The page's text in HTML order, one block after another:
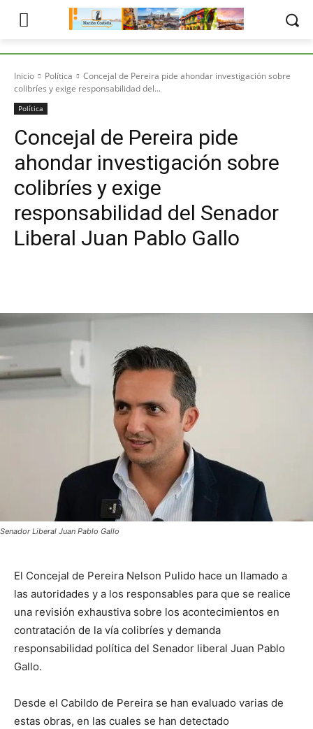
Inicio Política
Concejal de Pereira pide ahondar investigación sobre
colibríes y exige responsabilidad del...
Política
Concejal de Pereira pide
ahondar investigación sobre
colibríes y exige
responsabilidad del Senador
Liberal Juan Pablo Gallo
Senador Liberal Juan Pablo Gallo
El Concejal de Pereira Nelson Pulido hace un llamado a
las autoridades y a los responsables para que se realice
una revisión exhaustiva sobre los acontecimientos en
contratación de la vía colibríes y demanda
responsabilidad política del Senador liberal Juan Pablo
Gallo.
Desde el Cabildo de Pereira se han evaluado varias de
estas obras, en las cuales se han detectado